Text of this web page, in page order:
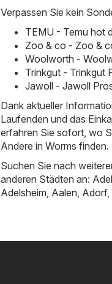
Verpassen Sie kein
TEMU - Temu hot
Zoo & co - Zoo &
Woolworth -
Trinkgut - Trinkgut
Jawoll - Jawoll
Dank aktueller
Laufenden und das
erfahren Sie sofort, wo
Andere in Worms finden.
Suchen Sie nach
anderen Städten an:
Adelsheim, Aalen, Adorf,